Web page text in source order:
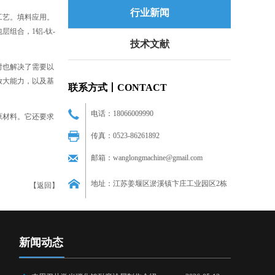
。填料应用。
组合，1铝-钛-
解决了需要以
能力，以及基
材料。它还要求
【返回 】
行业新闻
技术文献
联系方式丨CONTACT
电话：18066009990
传真：0523-86261892
邮箱：wanglongmachine@gmail.com
地址：江苏姜堰区淤溪镇卞庄工业园区2栋
新闻动态